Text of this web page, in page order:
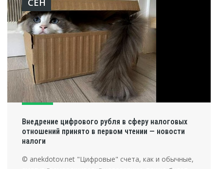
Внедрение цифрового рубля в сферу налоговых
отношений принято в первом чтении — новости
налоги
СЕН
© anekdotov.net "Цифровые" счета, как и обычные,